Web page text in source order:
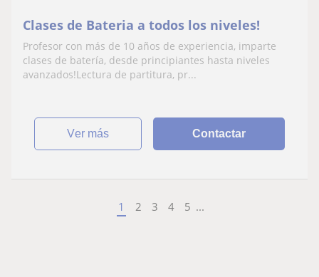
Clases de Bateria a todos los niveles!
Profesor con más de 10 años de experiencia, imparte
clases de batería, desde principiantes hasta niveles
avanzados!Lectura de partitura, pr...
ver más Contactar
1 2 3 4 5 ...